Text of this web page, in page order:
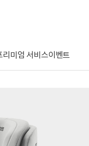
리미엄 서비스이벤트